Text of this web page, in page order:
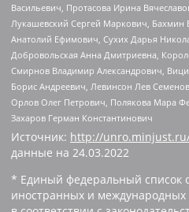
Васильевич, Протасова Ирина
Лукашевский Сергей Маркович, Бахмин
Анатолий Ефимович, Сухих Дарья
Добровольская Анна Дмитриевна,
Смирнов Владимир Александрович,
Борис Андреевич, Левинсон Лев
Орлов Олег Петрович, Полякова Мара
Захаров Герман Константинович
Источник: http://
данные на 24.03.2022
* Единый федеральный список
иностранных и